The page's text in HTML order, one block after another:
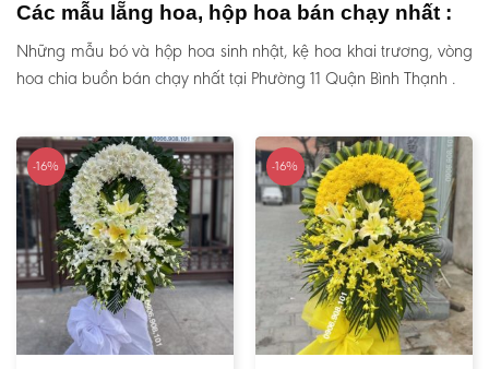
Các mẫu lẵng hoa, hộp hoa bán chạy nhất :
Những mẫu bó và hộp hoa sinh nhật, kệ hoa khai trương, vòng
hoa chia buồn bán chạy nhất tại Phường 11 Quận Bình Thạnh .
-16% -16%